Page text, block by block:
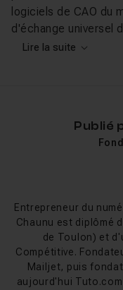
logiciels de CAO du
d'échange universel
Ce que vous
l'ensemble du
expert CAO et
propose une
navigation dans
modifications,
présentations.
et Vincent Cavuoto
cours orientés vers
incluant les
Lire la suite
Publié
Entrepreneur du
Chaunu est diplômé
de Toulon) et
Compétitive.
Mailjet, puis
aujourd'hui